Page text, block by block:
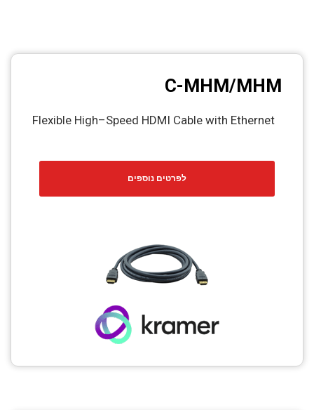
PTZ Confrence Camera
C-Mount Lenss
Professional Video Equipment
Fiber Optic
AV over IP
Photo Printers
C-MHM/MHM
Flexible High–Speed HDMI Cable with Ethernet
לפרטים נוספים